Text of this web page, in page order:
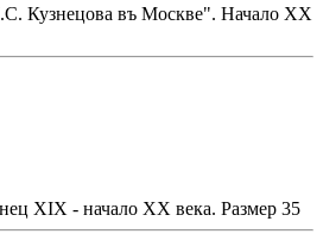
Кузнецова въ Москве". Начало ХХ
XIX - начало ХХ века. Размер 35